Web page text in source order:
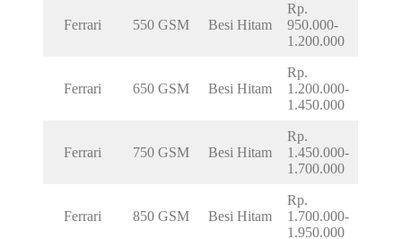
Ferrari 550 GSM Besi Hitam
Rp.
950.000-
1.200.000
Ferrari 650 GSM Besi Hitam
Rp.
1.200.000-
1.450.000
Ferrari 750 GSM Besi Hitam
Rp.
1.450.000-
1.700.000
Ferrari 850 GSM Besi Hitam
Rp.
1.700.000-
1.950.000